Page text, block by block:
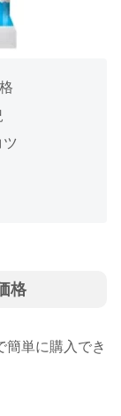
格
簡単に購入でき